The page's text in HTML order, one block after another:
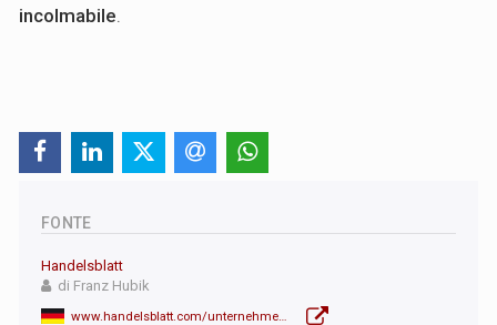
incolmabile
FONTE
Handelsblatt
di Franz Hubik
www.handelsblatt.com/unternehmen/industrie-autobau-in-deutschland-bis-zu-7800-dollar-teurer-als-in-china/100126150.html